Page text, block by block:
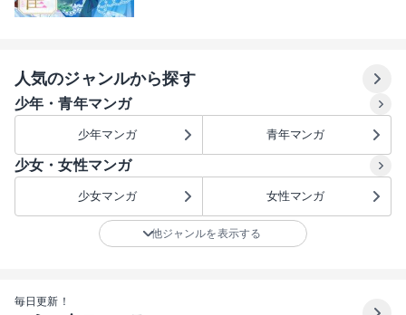
作はクレイン先生、漫画は花まるこ先生。全国民を
人気のジャンルから探す
少年・青年マンガ
少年マンガ 青年マンガ
少女・女性マンガ
少女マンガ 女性マンガ
他ジャンルを表示する
毎日更新！